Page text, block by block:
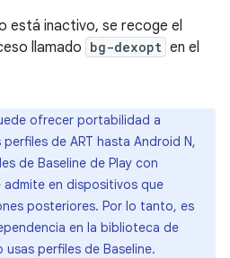
está inactivo, se recoge el
llamado bg-dexopt en el
ofrecer portabilidad a
de ART hasta Android N,
de Baseline de Play con
admite en dispositivos que
posteriores. Por lo tanto, es
en la biblioteca de
usas perfiles de Baseline.